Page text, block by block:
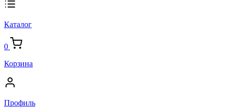
Каталог
0
Корзина
Профиль